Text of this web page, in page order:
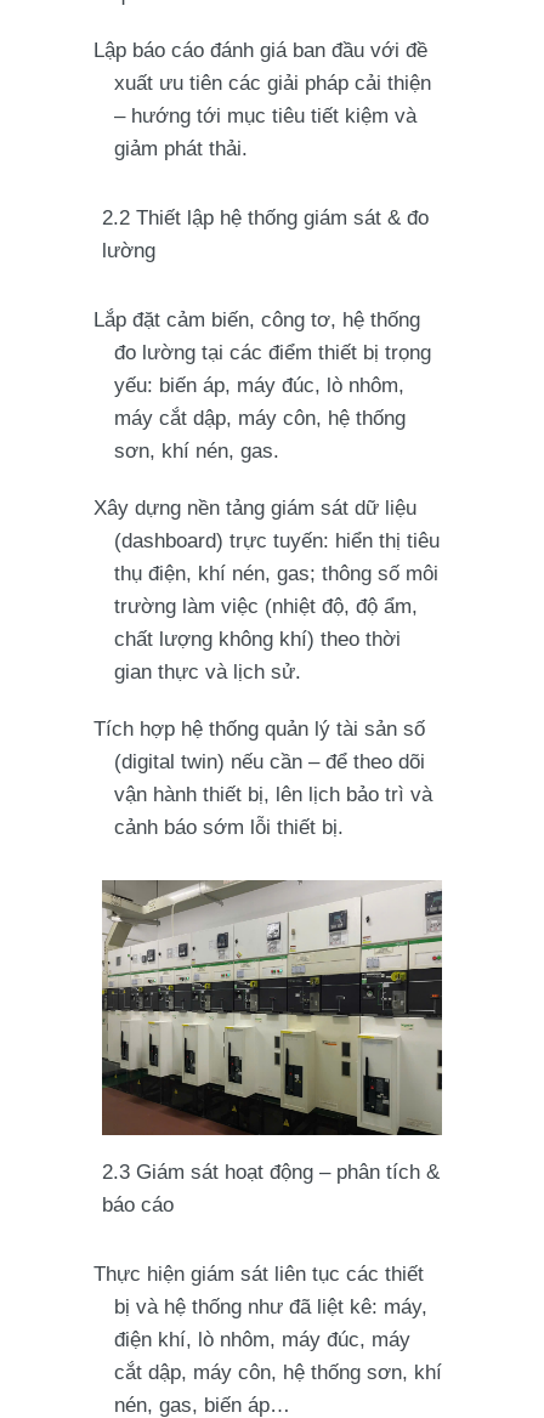
Lập báo cáo đánh giá ban đầu với đề
xuất ưu tiên các giải pháp cải thiện
– hướng tới mục tiêu tiết kiệm và
giảm phát thải.
2.2 Thiết lập hệ thống giám sát & đo
lường
Lắp đặt cảm biến, công tơ, hệ thống
đo lường tại các điểm thiết bị trọng
yếu: biến áp, máy đúc, lò nhôm,
máy cắt dập, máy côn, hệ thống
sơn, khí nén, gas.
Xây dựng nền tảng giám sát dữ liệu
(dashboard) trực tuyến: hiển thị tiêu
thụ điện, khí nén, gas; thông số môi
trường làm việc (nhiệt độ, độ ẩm,
chất lượng không khí) theo thời
gian thực và lịch sử.
Tích hợp hệ thống quản lý tài sản số
(digital twin) nếu cần – để theo dõi
vận hành thiết bị, lên lịch bảo trì và
cảnh báo sớm lỗi thiết bị.
2.3 Giám sát hoạt động – phân tích &
báo cáo
Thực hiện giám sát liên tục các thiết
bị và hệ thống như đã liệt kê: máy,
điện khí, lò nhôm, máy đúc, máy
cắt dập, máy côn, hệ thống sơn, khí
nén, gas, biến áp…